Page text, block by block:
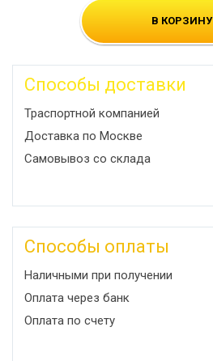
В КОРЗИНУ
Способы доставки
Траспортной компанией
Доставка по Москве
Самовывоз со склада
Способы оплаты
Наличными при получении
Оплата через банк
Оплата по счету